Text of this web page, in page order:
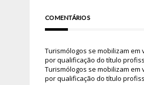
COMENTÁRIOS
Turismólogos se mobilizam em
por qualificação do título
Turismólogos se mobilizam em
por qualificação do título